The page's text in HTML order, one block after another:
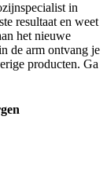
in
resultaat en weet
het nieuwe
de arm ontvang je
producten. Ga